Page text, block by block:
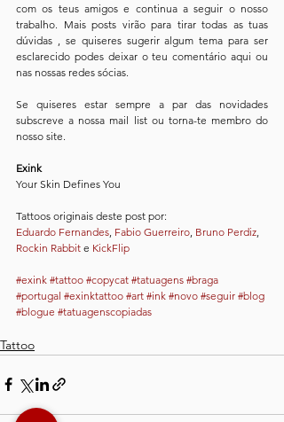
com os teus amigos e continua a seguir o nosso
trabalho. Mais posts virão para tirar todas as tuas
dúvidas , se quiseres sugerir algum tema para ser
esclarecido podes deixar o teu comentário aqui ou
nas nossas redes sócias.
Se quiseres estar sempre a par das novidades
subscreve a nossa mail list ou torna-te membro do
nosso site.
Exink
Your Skin Defines You
Tattoos originais deste post por:
Eduardo Fernandes Fabio Guerreiro Bruno Perdiz
Rockin Rabbit e KickFlip
#exink #tattoo #copycat #tatuagens #braga
#portugal #exinktattoo #art #ink #novo #seguir #blog
#blogue #tatuagenscopiadas
Tattoo